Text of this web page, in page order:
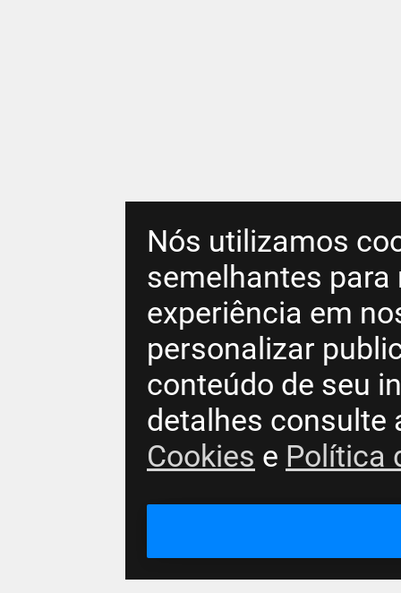
Nós utilizamos
semelhantes para
experiência em
personalizar
conteúdo de seu
detalhes consulte
Cookies e Política